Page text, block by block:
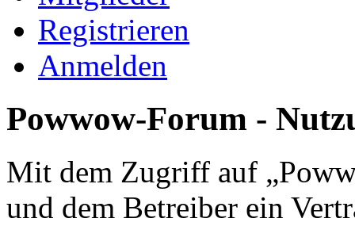
Registrieren
Anmelden
Powwow-Forum -
Mit dem Zugriff auf
und dem Betreiber ein